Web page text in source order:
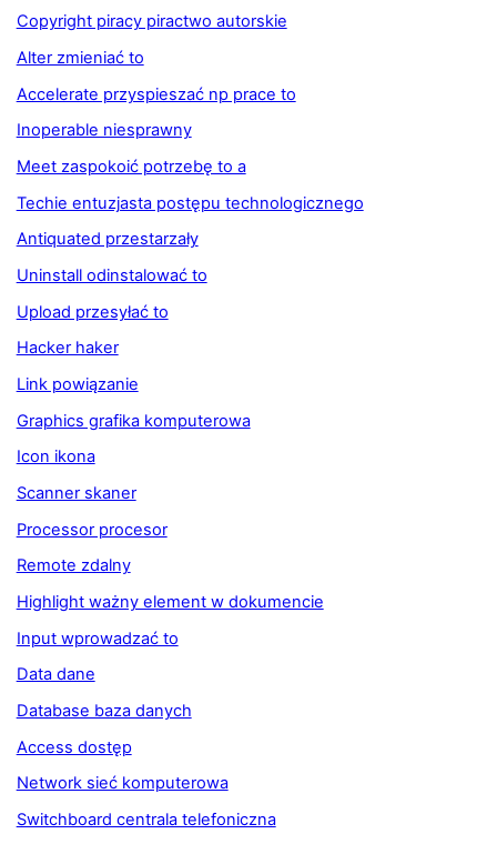
Copyright piracy piractwo autorskie
Alter zmieniać to
Accelerate przyspieszać np prace to
Inoperable niesprawny
Meet zaspokoić potrzebę to a
Techie entuzjasta postępu technologicznego
Antiquated przestarzały
Uninstall odinstalować to
Upload przesyłać to
Hacker haker
Link powiązanie
Graphics grafika komputerowa
Icon ikona
Scanner skaner
Processor procesor
Remote zdalny
Highlight ważny element w dokumencie
Input wprowadzać to
Data dane
Database baza danych
Access dostęp
Network sieć komputerowa
Switchboard centrala telefoniczna